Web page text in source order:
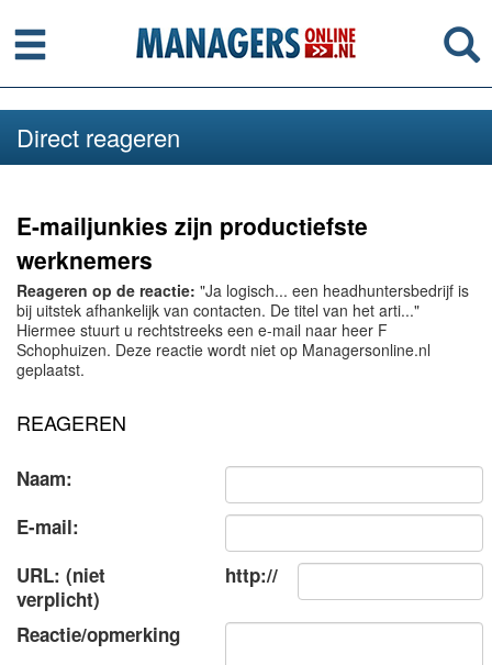
Menu
Direct reageren
E-mailjunkies zijn productiefste
werknemers
Reageren op de reactie: "Ja logisch... een headhuntersbedrijf is
bij uitstek afhankelijk van contacten. De titel van het arti..."
Hiermee stuurt u rechtstreeks een e-mail naar heer F
Schophuizen. Deze reactie wordt niet op Managersonline.nl
geplaatst.
REAGEREN
Naam:
E-mail:
URL: (niet
verplicht)
http://
Reactie/opmerking